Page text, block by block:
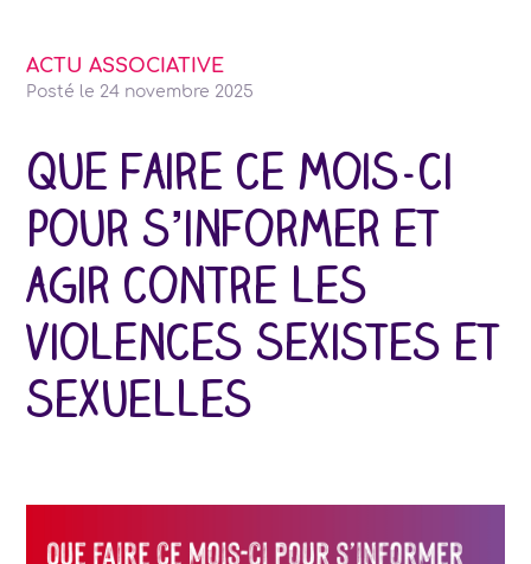
ACTU ASSOCIATIVE
Posté le 24 novembre 2025
Que faire ce mois-ci
pour s’informer et
agir contre les
violences sexistes et
sexuelles